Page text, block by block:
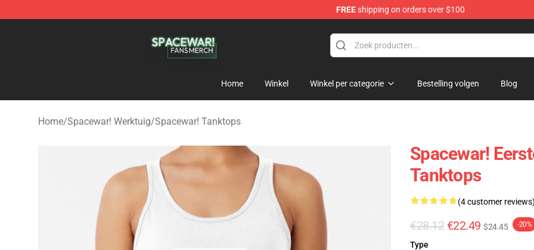
FREEshipping on orders over $100
Home Winkel Winkel per categorie Bestelling volgen Blog
Home/Spacewar! Werktuig/Spacewar! Tanktops
Spacewar!
Tanktops
(4 customer reviews)
€28.12 €22.49 $24.45 -20%
Type